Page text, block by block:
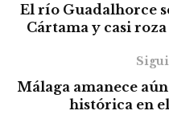
El río Guadalhorce
Cártama y casi
Málaga amanece
histórica en